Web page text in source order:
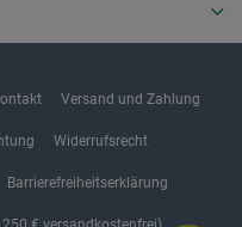
Versand und Zahlung
Widerrufsrecht
Barrierefreiheitserklärung